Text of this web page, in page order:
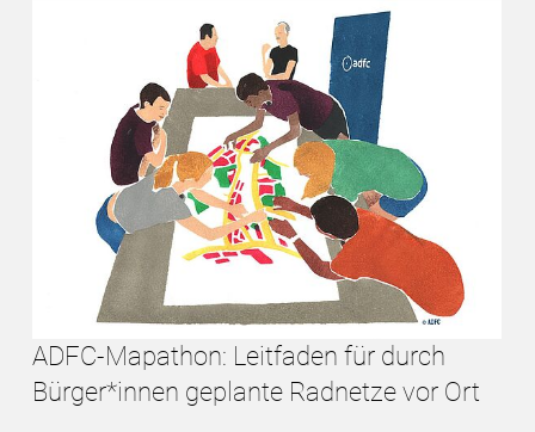
ADFC-Mapathon: Leitfaden für durch
Bürger*innen geplante Radnetze vor Ort